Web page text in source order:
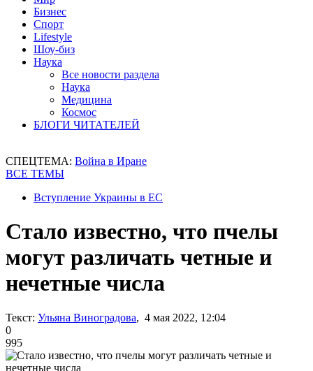
Бизнес
Спорт
Lifestyle
Шоу-биз
Наука
Все новости раздела
Наука
Медицина
Космос
БЛОГИ ЧИТАТЕЛЕЙ
СПЕЦТЕМА: Война в Иране
ВСЕ ТЕМЫ
Вступление Украины в ЕС
Стало известно, что пчелы
могут различать четные и
нечетные числа
Текст: Ульяна Виноградова, 4 мая 2022, 12:04
0
995